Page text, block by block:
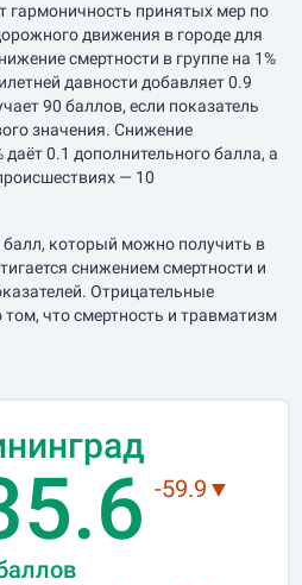
гармоничность принятых мер по
движения в городе для
смертности в группе на 1%
давности добавляет 0.9
90 баллов, если показатель
значения. Снижение
0.1 дополнительного балла, а
— 10
который можно получить в
снижением смертности и
Отрицательные
том, что смертность и травматизм
-59.9▼